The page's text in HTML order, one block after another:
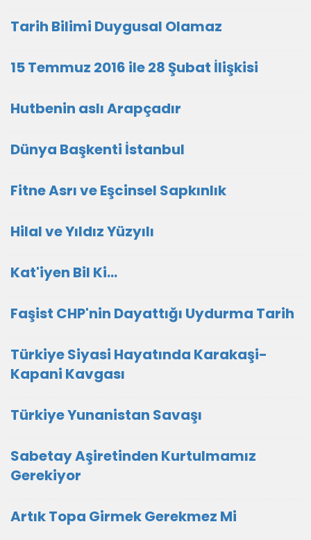
Tarih Bilimi Duygusal Olamaz
15 Temmuz 2016 ile 28 Şubat İlişkisi
Hutbenin aslı Arapçadır
Dünya Başkenti İstanbul
Fitne Asrı ve Eşcinsel Sapkınlık
Hilal ve Yıldız Yüzyılı
Kat'iyen Bil Ki…
Faşist CHP'nin Dayattığı Uydurma Tarih
Türkiye Siyasi Hayatında Karakaşi-
Kapani Kavgası
Türkiye Yunanistan Savaşı
Sabetay Aşiretinden Kurtulmamız
Gerekiyor
Artık Topa Girmek Gerekmez Mi